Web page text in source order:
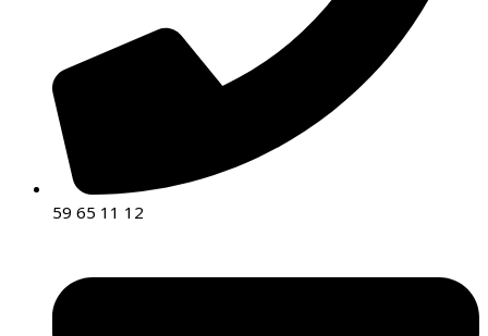
59 65 11 12